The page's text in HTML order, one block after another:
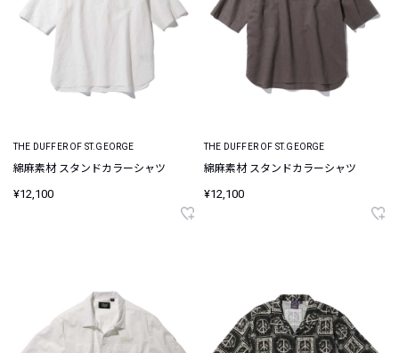
THE DUFFER OF ST.GEORGE
綿麻素材 スタンドカラーシャツ
¥12,100
THE DUFFER OF ST.GEORGE
綿麻素材 スタンドカラーシャツ
¥12,100